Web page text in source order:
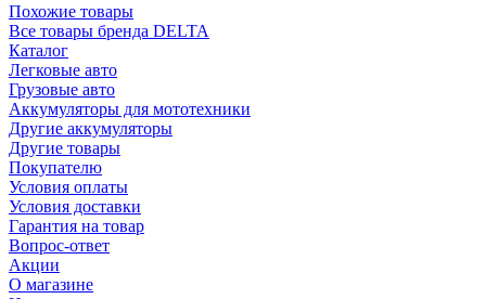
Похожие товары
Все товары бренда DELTA
Каталог
Легковые авто
Грузовые авто
Аккумуляторы для мототехники
Другие аккумуляторы
Другие товары
Покупателю
Условия оплаты
Условия доставки
Гарантия на товар
Вопрос-ответ
Акции
О магазине